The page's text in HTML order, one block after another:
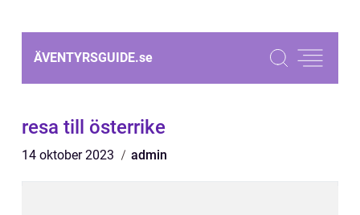
ÄVENTYRSGUIDE.se
resa till österrike
14 oktober 2023 admin